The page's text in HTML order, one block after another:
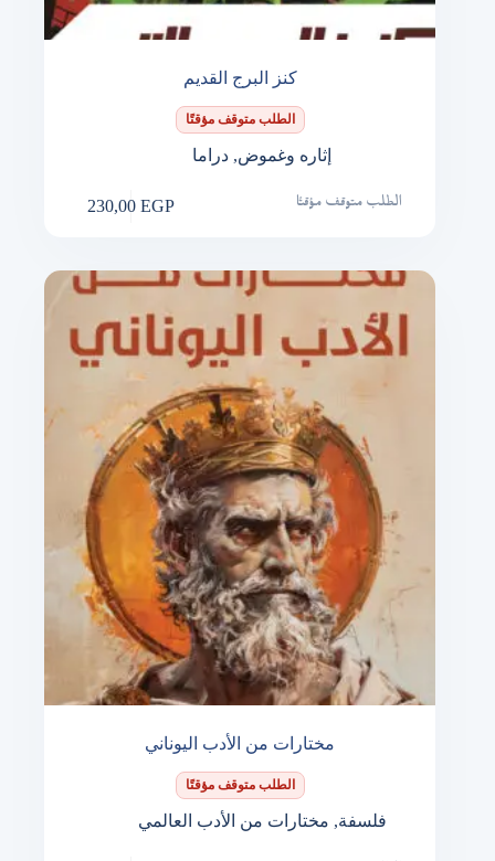
كنز البرج القديم
الطلب متوقف مؤقتًا
إثاره وغموض, دراما
230,00EGP الطلب متوقف مؤقتًا
مختارات من الأدب اليوناني
الطلب متوقف مؤقتًا
فلسفة, مختارات من الأدب العالمي